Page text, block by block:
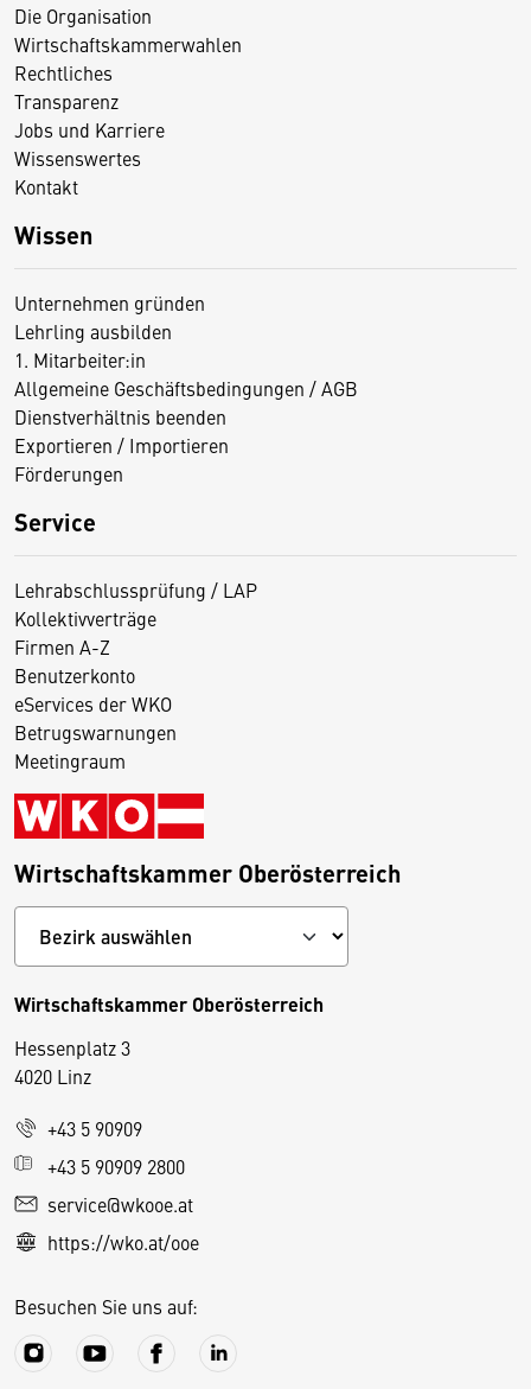
Die Organisation
Wirtschaftskammerwahlen
Rechtliches
Transparenz
Jobs und Karriere
Wissenswertes
Kontakt
Wissen
Unternehmen gründen
Lehrling ausbilden
1. Mitarbeiter:in
Allgemeine Geschäftsbedingungen / AGB
Dienstverhältnis beenden
Exportieren / Importieren
Förderungen
Service
Lehrabschlussprüfung / LAP
Kollektivverträge
Firmen A-Z
Benutzerkonto
eServices der WKO
Betrugswarnungen
Meetingraum
Wirtschaftskammer Oberösterreich
Wirtschaftskammer Oberösterreich
Hessenplatz 3
4020 Linz
+43 5 90909
+43 5 90909 2800
service@wkooe.at
https://wko.at/ooe
Besuchen Sie uns auf:
D
e
s
S
e